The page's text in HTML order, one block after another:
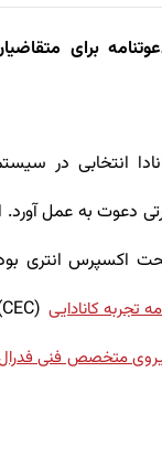
کانادا در این انتخاب ۳۰۰۰ دعوتنامه برای متقاضیان
مهاجرت کانادا انتخابی در سیستم
مهاجرتی دعوت به عمل آورد. از
اکسپرس انتری بود،
تجربه کانادایی
(CEC)،
متخصص فنی فدرال